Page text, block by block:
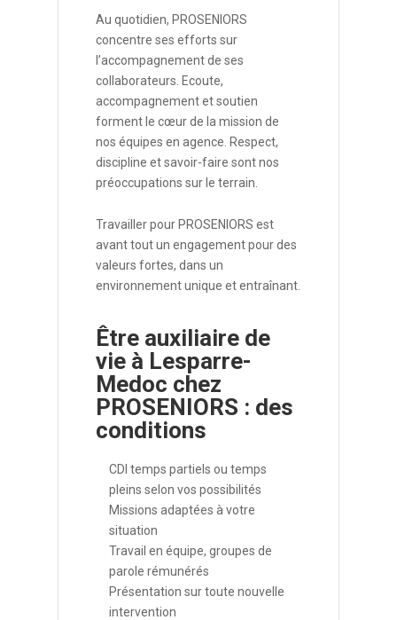
Au quotidien, PROSENIORS
concentre ses efforts sur
l’accompagnement de ses
collaborateurs. Ecoute,
accompagnement et soutien
forment le cœur de la mission de
nos équipes en agence. Respect,
discipline et savoir-faire sont nos
préoccupations sur le terrain.
Travailler pour PROSENIORS est
avant tout un engagement pour des
valeurs fortes, dans un
environnement unique et entraînant.
Être auxiliaire de
vie à Lesparre-
Medoc chez
PROSENIORS : des
conditions
CDI temps partiels ou temps
pleins selon vos possibilités
Missions adaptées à votre
situation
Travail en équipe, groupes de
parole rémunérés
Présentation sur toute nouvelle
intervention